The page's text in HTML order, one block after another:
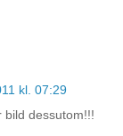
kl. 07:29
bild dessutom!!!